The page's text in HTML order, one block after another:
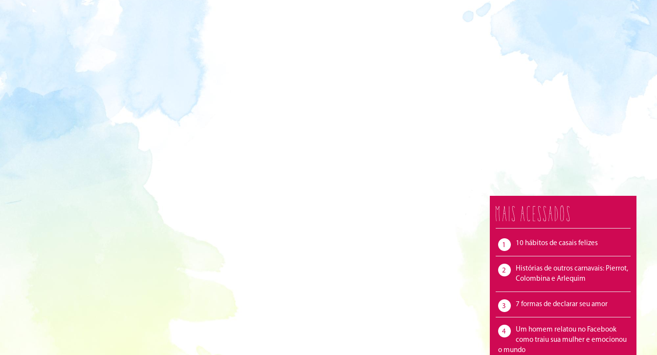
Mais acessados
1 10 hábitos de casais felizes
2
Histórias de outros carnavais: Pierrot,
Colombina e Arlequim
3 7 formas de declarar seu amor
4
Um homem relatou no Facebook
como traiu sua mulher e emocionou
o mundo